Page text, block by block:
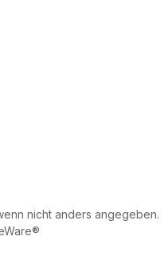
nicht anders angegeben.